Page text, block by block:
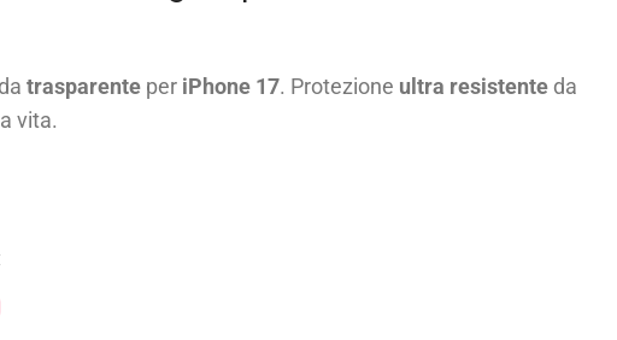
trasparenteper iPhone 17. Protezione ultra resistenteda
vita.